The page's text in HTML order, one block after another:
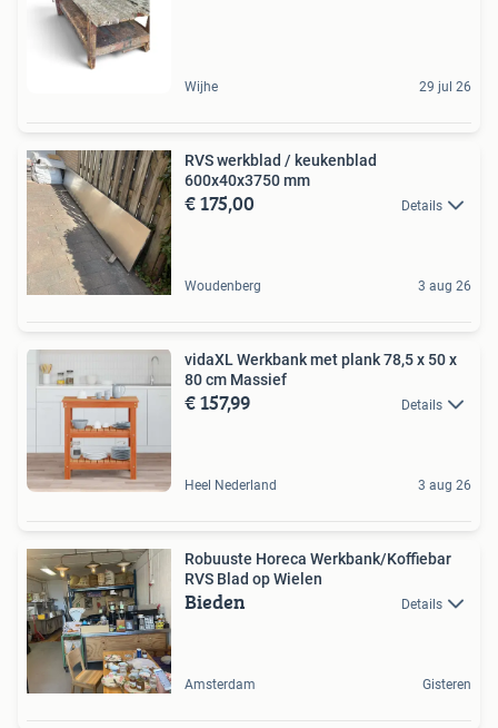
Wijhe 29 jul 26
RVS werkblad / keukenblad
600x40x3750 mm
€ 175,00 Details
Woudenberg 3 aug 26
vidaXL Werkbank met plank 78,5 x 50 x
80 cm Massief
€ 157,99 Details
Heel Nederland 3 aug 26
Robuuste Horeca Werkbank/Koffiebar
RVS Blad op Wielen
Bieden Details
Amsterdam Gisteren